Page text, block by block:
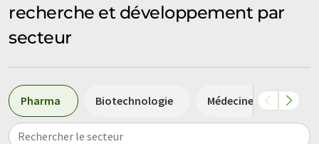
recherche et développement par
secteur
Pharma Biotechnologie Médecine
Rechercher le secteur